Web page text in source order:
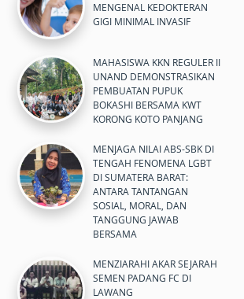
MENGENAL KEDOKTERAN
GIGI MINIMAL INVASIF
MAHASISWA KKN REGULER II
UNAND DEMONSTRASIKAN
PEMBUATAN PUPUK
BOKASHI BERSAMA KWT
KORONG KOTO PANJANG
MENJAGA NILAI ABS-SBK DI
TENGAH FENOMENA LGBT
DI SUMATERA BARAT:
ANTARA TANTANGAN
SOSIAL, MORAL, DAN
TANGGUNG JAWAB
BERSAMA
MENZIARAHI AKAR SEJARAH
SEMEN PADANG FC DI
LAWANG